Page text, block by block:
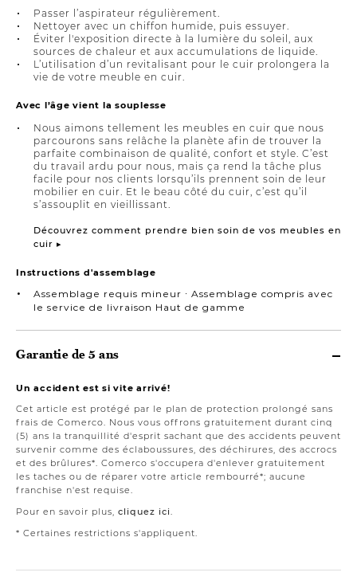
Passer l’aspirateur régulièrement.
Nettoyer avec un chiffon humide, puis essuyer.
Éviter l'exposition directe à la lumière du soleil, aux
sources de chaleur et aux accumulations de liquide.
L’utilisation d’un revitalisant pour le cuir prolongera la
vie de votre meuble en cuir.
Avec l’âge vient la souplesse
Nous aimons tellement les meubles en cuir que nous
parcourons sans relâche la planète afin de trouver la
parfaite combinaison de qualité, confort et style. C’est
du travail ardu pour nous, mais ça rend la tâche plus
facile pour nos clients lorsqu’ils prennent soin de leur
mobilier en cuir. Et le beau côté du cuir, c’est qu’il
s’assouplit en vieillissant.
Découvrez comment prendre bien soin de vos meubles en
cuir ▸
Instructions d'assemblage
Assemblage requis mineur ∙ Assemblage compris avec
le service de livraison Haut de gamme
Garantie de 5 ans
Un accident est si vite arrivé!
Cet article est protégé par le plan de protection prolongé sans
frais de Comerco. Nous vous offrons gratuitement durant cinq
(5) ans la tranquillité d'esprit sachant que des accidents peuvent
survenir comme des éclaboussures, des déchirures, des accrocs
et des brûlures*. Comerco s'occupera d'enlever gratuitement
les taches ou de réparer votre article rembourré*; aucune
franchise n'est requise.
Pour en savoir plus, cliquez ici.
* Certaines restrictions s'appliquent.